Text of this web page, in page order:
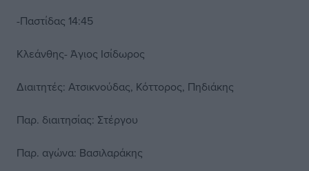
-Παστίδας 14:45
Κλεάνθης- Άγιος Ισίδωρος
Διαιτητές: Ατσικνούδας, Κόττορος, Πηδιάκης
Παρ. διαιτησίας: Στέργου
Παρ. αγώνα: Βασιλαράκης